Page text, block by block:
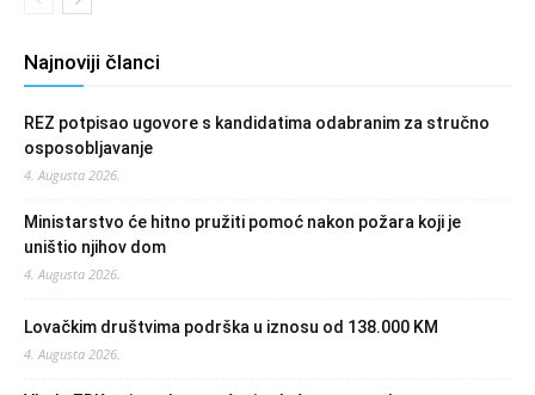
Najnoviji članci
REZ potpisao ugovore s kandidatima odabranim za stručno
osposobljavanje
4. Augusta 2026.
Ministarstvo će hitno pružiti pomoć nakon požara koji je
uništio njihov dom
4. Augusta 2026.
Lovačkim društvima podrška u iznosu od 138.000 KM
4. Augusta 2026.